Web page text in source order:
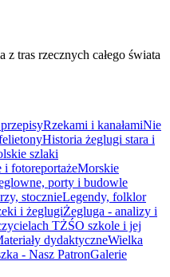
tras rzecznych całego świata
Rzekami i kanałamiNie
Historia żeglugi stara i
szlaki
i fotoreportażeMorskie
porty i budowle
stocznieLegendy, folklor
i żeglugiŻegluga - analizy i
TŻŚO szkole i jej
dydaktyczneWielka
- Nasz PatronGalerie